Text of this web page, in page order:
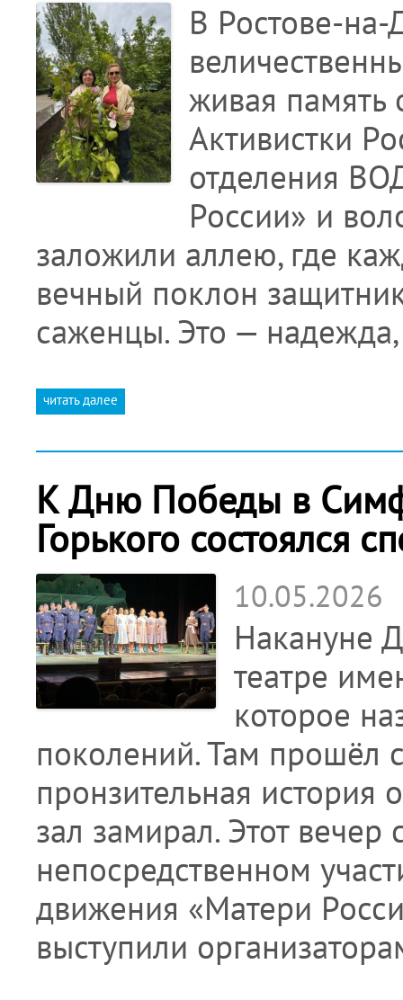
В Ростове-на-
живая память
Активистки
отделения
России» и
заложили аллею, где
вечный поклон
саженцы. Это —
читать далее
К Дню Победы в
Горького состоялся
10.05.2026
Накануне
театре
которое
поколений. Там прошёл
пронзительная история
зал замирал. Этот
непосредственном
движения «Матери
выступили